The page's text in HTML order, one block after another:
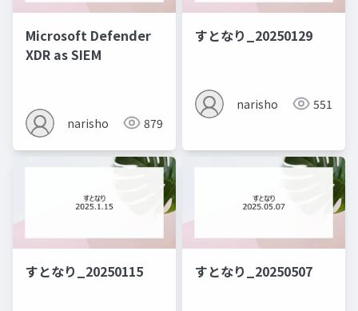
Microsoft Defender
XDR as SIEM
narisho 879
すとなり_20250129
narisho 551
すとなり_20250115 すとなり_20250507